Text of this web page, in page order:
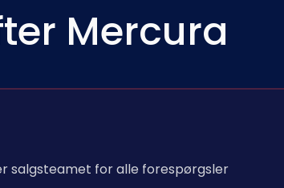
Mercura
salgsteamet for alle forespørgsler